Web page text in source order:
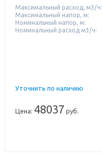
Максимальный расход, м3/ч:
Максимальный напор, м:
Номинальный напор, м:
Номинальный расход м3/ч:
Уточнить по наличию
Цена: 48037 руб.